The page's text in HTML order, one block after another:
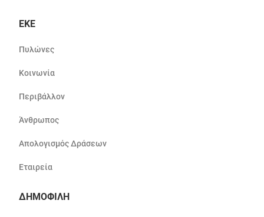
ΕΚΕ
Πυλώνες
Κοινωνία
Περιβάλλον
Άνθρωπος
Απολογισμός Δράσεων
Εταιρεία
ΔΗΜΟΦΙΛΗ